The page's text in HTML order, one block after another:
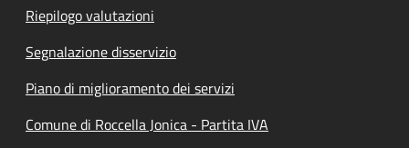
Riepilogo valutazioni
Segnalazione disservizio
Piano di miglioramento dei servizi
Comune di Roccella Jonica - Partita IVA